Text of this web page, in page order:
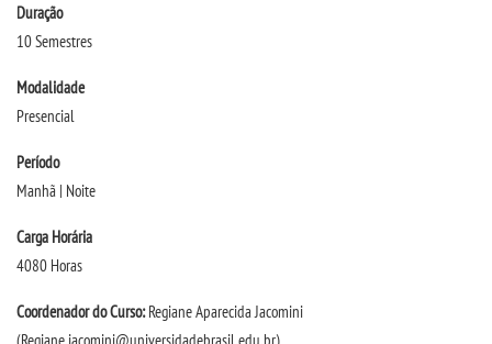
MATRÍCULA
PUBLICAÇÕES
DESTAQUES
Duração
10 Semestres
Modalidade
Presencial
Período
Manhã | Noite
Carga Horária
4080 Horas
Coordenador do Curso: Regiane Aparecida Jacomini